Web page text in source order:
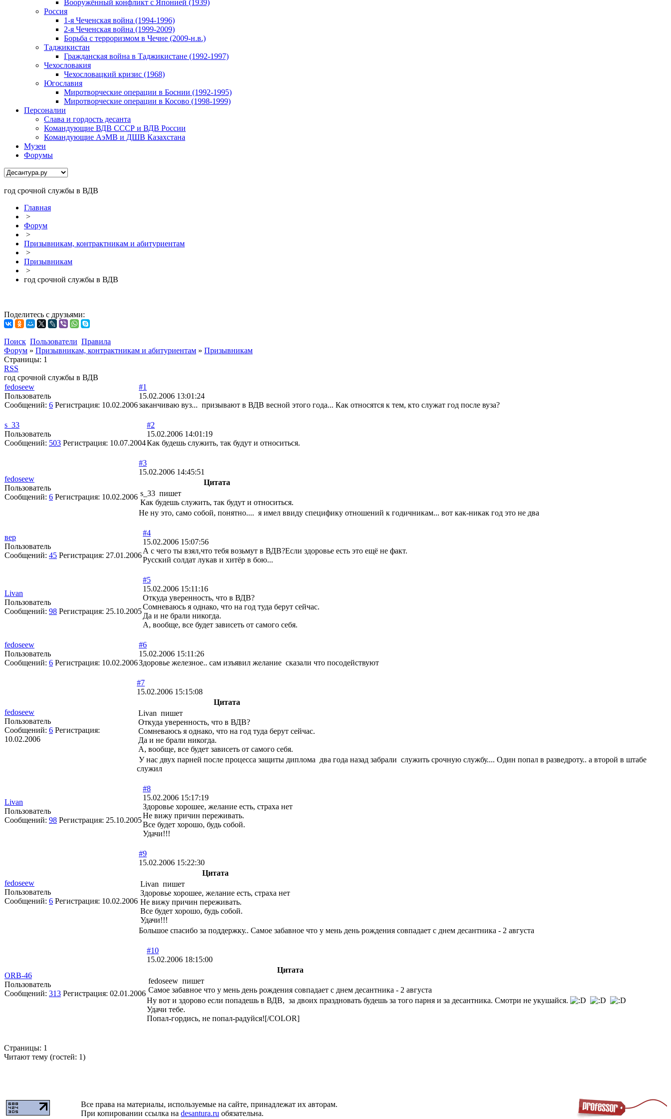
Вооружённый конфликт с Японией (1939)
Россия
1-я Чеченская война (1994-1996)
2-я Чеченская война (1999-2009)
Борьба с терроризмом в Чечне (2009-н.в.)
Таджикистан
Гражданская война в Таджикистане (1992-1997)
Чехословакия
Чехословацкий кризис (1968)
Югославия
Миротворческие операции в Боснии (1992-1995)
Миротворческие операции в Косово (1998-1999)
Персоналии
Слава и гордость десанта
Командующие ВДВ СССР и ВДВ России
Командующие АэМВ и ДШВ Казахстана
Музеи
Форумы
год срочной службы в ВДВ
Главная
>
Форум
>
Призывникам, контрактникам и абитуриентам
>
Призывникам
>
год срочной службы в ВДВ
Поделитесь с друзьями:
Поиск Пользователи Правила
Форум » Призывникам, контрактникам и абитуриентам » Призывникам
Страницы: 1
RSS
год срочной службы в ВДВ
fedoseew
Пользователь
Сообщений: 6 Регистрация: 10.02.2006
#1
15.02.2006 13:01:24
заканчиваю вуз... призывают в ВДВ весной этого года... Как относятся к тем, кто служат год после вуза?
s_33
Пользователь
Сообщений: 503 Регистрация: 10.07.2004
#2
15.02.2006 14:01:19
Как будешь служить, так будут и относиться.
fedoseew
Пользователь
Сообщений: 6 Регистрация: 10.02.2006
#3
15.02.2006 14:45:51
Цитата
s_33 пишет
Как будешь служить, так будут и относиться.
Не ну это, само собой, понятно.... я имел ввиду специфику отношений к годичникам... вот как-никак год это не два
вер
Пользователь
Сообщений: 45 Регистрация: 27.01.2006
#4
15.02.2006 15:07:56
А с чего ты взял,что тебя возьмут в ВДВ?Если здоровье есть это ещё не факт.
Русский солдат лукав и хитёр в бою...
Livan
Пользователь
Сообщений: 98 Регистрация: 25.10.2005
#5
15.02.2006 15:11:16
Откуда уверенность, что в ВДВ?
Сомневаюсь я однако, что на год туда берут сейчас.
Да и не брали никогда.
А, вообще, все будет зависеть от самого себя.
fedoseew
Пользователь
Сообщений: 6 Регистрация: 10.02.2006
#6
15.02.2006 15:11:26
Здоровье железное.. сам изъявил желание сказали что посодействуют
fedoseew
Пользователь
Сообщений: 6 Регистрация:
10.02.2006
#7
15.02.2006 15:15:08
Цитата
Livan пишет
Откуда уверенность, что в ВДВ?
Сомневаюсь я однако, что на год туда берут сейчас.
Да и не брали никогда.
А, вообще, все будет зависеть от самого себя.
У нас двух парней после процесса защиты диплома два года назад забрали служить срочную службу.... Один попал в разведроту.. а второй в штабе
служил
Livan
Пользователь
Сообщений: 98 Регистрация: 25.10.2005
#8
15.02.2006 15:17:19
Здоровье хорошее, желание есть, страха нет
Не вижу причин переживать.
Все будет хорошо, будь собой.
Удачи!!!
fedoseew
Пользователь
Сообщений: 6 Регистрация: 10.02.2006
#9
15.02.2006 15:22:30
Цитата
Livan пишет
Здоровье хорошее, желание есть, страха нет
Не вижу причин переживать.
Все будет хорошо, будь собой.
Удачи!!!
Большое спасибо за поддержку.. Самое забавное что у мень день рождения совпадает с днем десантника - 2 августа
ORB-46
Пользователь
Сообщений: 313 Регистрация: 02.01.2006
#10
15.02.2006 18:15:00
Цитата
fedoseew пишет
Самое забавное что у мень день рождения совпадает с днем десантника - 2 августа
Ну вот и здорово если попадешь в ВДВ, за двоих праздновать будешь за того парня и за десантника. Смотри не укушайся.
Удачи тебе.
Попал-гордись, не попал-радуйся![/COLOR]
Страницы: 1
Читают тему (гостей: 1)
Все права на материалы, используемые на сайте, принадлежат их авторам.
При копировании ссылка на desantura.ru обязательна.